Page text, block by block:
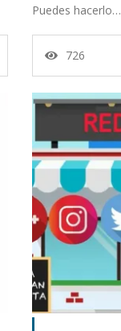
Puedes hacerlo…
726